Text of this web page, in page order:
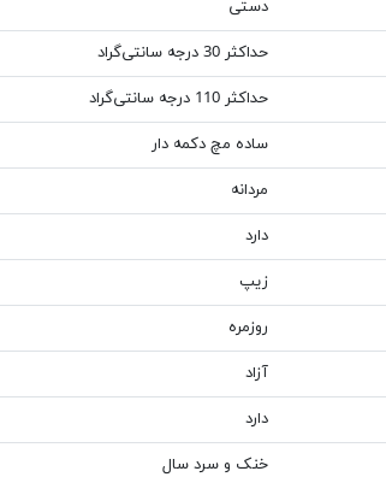
دستی
حداکثر 30 درجه سانتی‌گراد
حداکثر 110 درجه سانتی‌گراد
ساده مچ دکمه دار
مردانه
دارد
زیپ
روزمره
آزاد
دارد
خنک و سرد سال